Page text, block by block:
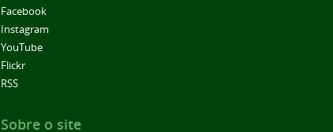
Facebook
Instagram
YouTube
Flickr
RSS
Sobre o site